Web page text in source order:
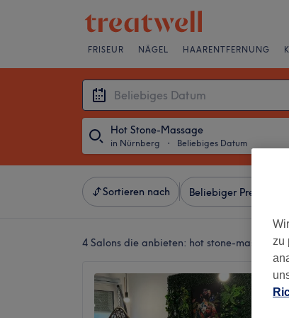
FRISEUR NÄGEL HAARENTFERNUNG
Hot Stone-Massage
in Nürnberg ・ Beliebiges Datum
Sortieren nach Beliebiger Preis
4 Salons die anbieten: hot stone-massagen
zu